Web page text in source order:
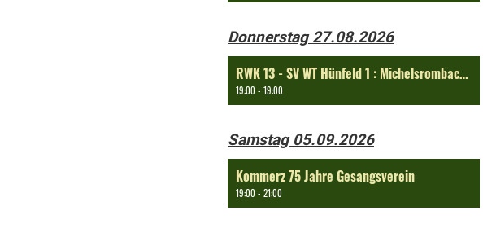
Donnerstag 27.08.2026
RWK 13 - SV WT Hünfeld 1 : Michelsrombacher SPS 1
19:00 - 19:00
Samstag 05.09.2026
Kommerz 75 Jahre Gesangsverein
19:00 - 21:00